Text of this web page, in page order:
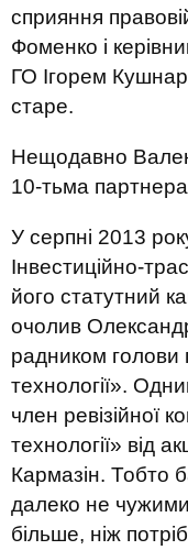
сприяння
Фоменко і
ГО Ігорем
старе.
Нещодавно
10-тьма
У серпні 2013
Інвестиційно-
його статутний
очолив
радником голови
технології».
член ревізійної
технології» від
Кармазін. Тобто
далеко не
більше, ніж